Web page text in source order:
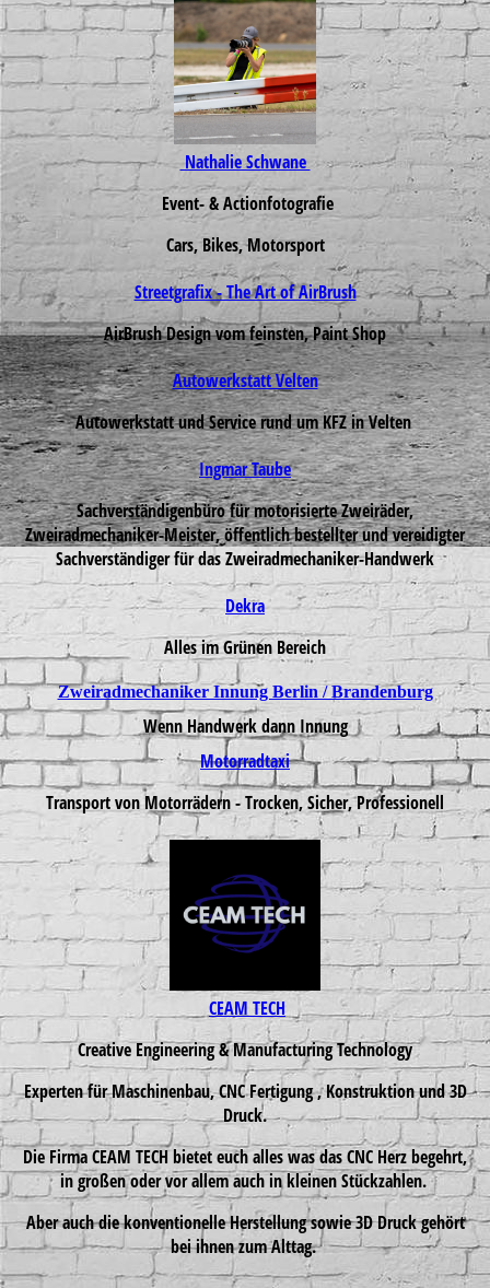
Nathalie Schwane
Event- & Actionfotografie
Cars, Bikes, Motorsport
Streetgrafix - The Art of AirBrush
AirBrush Design vom feinsten, Paint Shop
Autowerkstatt Velten
Autowerkstatt und Service rund um KFZ in Velten
Ingmar Taube
Sachverständigenbüro für motorisierte Zweiräder,
Zweiradmechaniker-Meister, öffentlich bestellter und vereidigter
Sachverständiger für das Zweiradmechaniker-Handwerk
Dekra
Alles im Grünen Bereich
Zweiradmechaniker Innung Berlin / Brandenburg
Wenn Handwerk dann Innung
Motorradtaxi
Transport von Motorrädern - Trocken, Sicher, Professionell
CEAM TECH
Creative Engineering & Manufacturing Technology
Experten für Maschinenbau, CNC Fertigung , Konstruktion und 3D
Druck.
Die Firma CEAM TECH bietet euch alles was das CNC Herz begehrt,
in großen oder vor allem auch in kleinen Stückzahlen.
Aber auch die konventionelle Herstellung sowie 3D Druck gehört
bei ihnen zum Alttag.